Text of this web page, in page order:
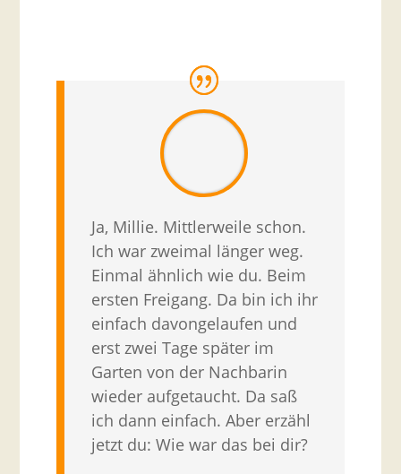
Ja, Millie. Mittlerweile schon.
Ich war zweimal länger weg.
Einmal ähnlich wie du. Beim
ersten Freigang. Da bin ich ihr
einfach davongelaufen und
erst zwei Tage später im
Garten von der Nachbarin
wieder aufgetaucht. Da saß
ich dann einfach. Aber erzähl
jetzt du: Wie war das bei dir?